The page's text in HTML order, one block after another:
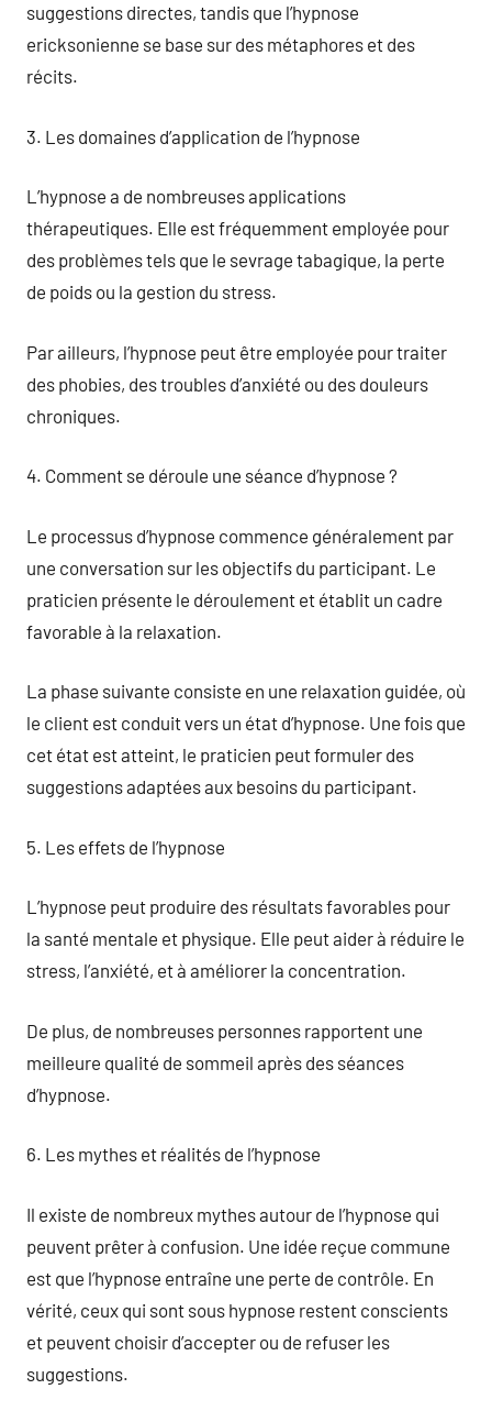
suggestions directes, tandis que l’hypnose
ericksonienne se base sur des métaphores et des
récits.
3. Les domaines d’application de l’hypnose
L’hypnose a de nombreuses applications
thérapeutiques. Elle est fréquemment employée pour
des problèmes tels que le sevrage tabagique, la perte
de poids ou la gestion du stress.
Par ailleurs, l’hypnose peut être employée pour traiter
des phobies, des troubles d’anxiété ou des douleurs
chroniques.
4. Comment se déroule une séance d’hypnose ?
Le processus d’hypnose commence généralement par
une conversation sur les objectifs du participant. Le
praticien présente le déroulement et établit un cadre
favorable à la relaxation.
La phase suivante consiste en une relaxation guidée, où
le client est conduit vers un état d’hypnose. Une fois que
cet état est atteint, le praticien peut formuler des
suggestions adaptées aux besoins du participant.
5. Les effets de l’hypnose
L’hypnose peut produire des résultats favorables pour
la santé mentale et physique. Elle peut aider à réduire le
stress, l’anxiété, et à améliorer la concentration.
De plus, de nombreuses personnes rapportent une
meilleure qualité de sommeil après des séances
d’hypnose.
6. Les mythes et réalités de l’hypnose
Il existe de nombreux mythes autour de l’hypnose qui
peuvent prêter à confusion. Une idée reçue commune
est que l’hypnose entraîne une perte de contrôle. En
vérité, ceux qui sont sous hypnose restent conscients
et peuvent choisir d’accepter ou de refuser les
suggestions.